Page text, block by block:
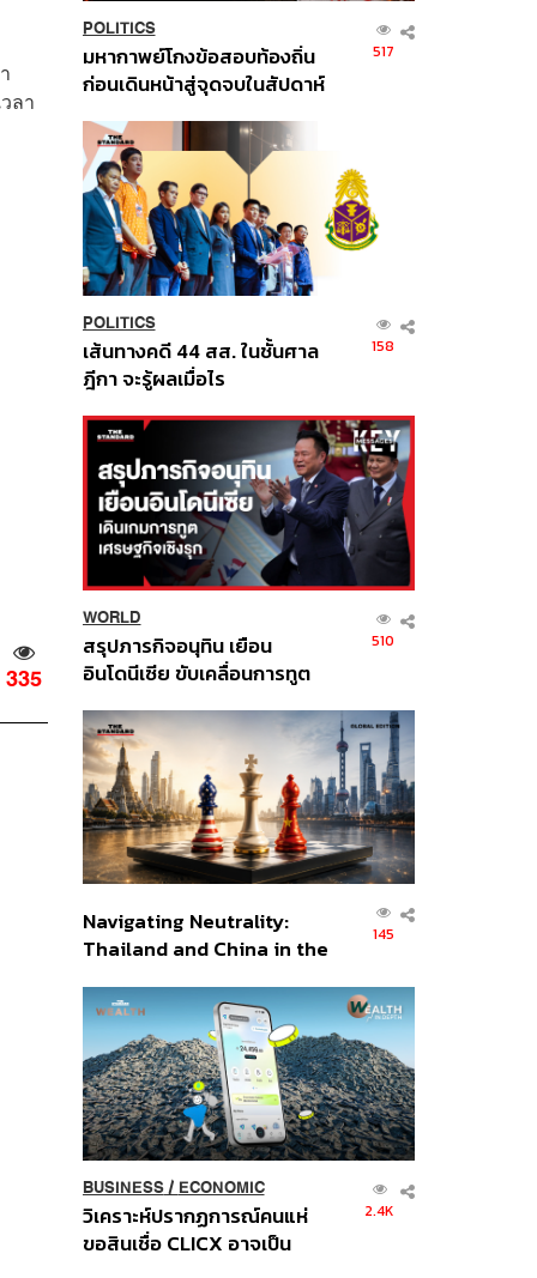
ลา
335
POLITICS
มหากาพย์โกงข้อสอบท้องถิ่น
ก่อนเดินหน้าสู่จุดจบในสัปดาห์
517
POLITICS
เส้นทางคดี 44 สส. ในชั้นศาล
ฎีกา จะรู้ผลเมื่อไร
158
WORLD
สรุปภารกิจอนุทิน เยือน
อินโดนีเซีย ขับเคลื่อนการทูต
ส่วนยุทธศาสตร์ไทย –
อินโดนีเซีย
510
Navigating Neutrality:
Thailand and China in the
Order
145
BUSINESS/ ECONOMIC
วิเคราะห์ปรากฏการณ์คนแห่
ขอสินเชื่อ CLICX อาจเป็น
2.4K